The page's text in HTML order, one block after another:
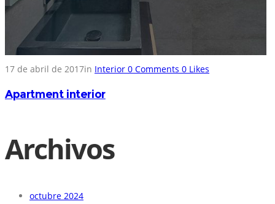
17 de abril de 2017in Interior 0 Comments 0 Likes
Apartment interior
Archivos
octubre 2024